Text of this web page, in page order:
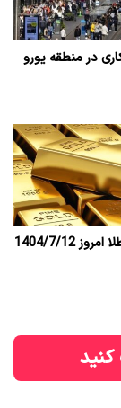
در منطقه یورو
1404/7/12